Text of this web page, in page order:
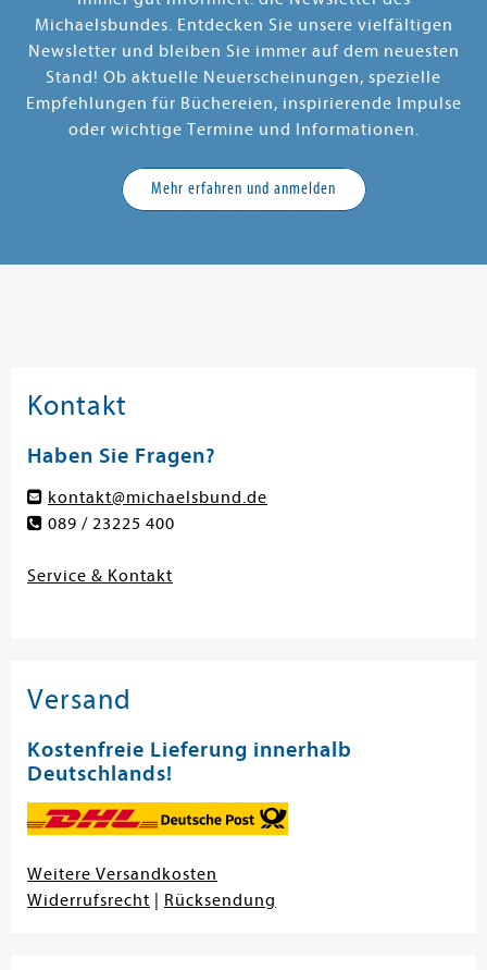
Michaelsbundes. Entdecken Sie unsere vielfältigen
Newsletter und bleiben Sie immer auf dem neuesten
Stand! Ob aktuelle Neuerscheinungen, spezielle
Empfehlungen für Büchereien, inspirierende Impulse
oder wichtige Termine und Informationen.
Mehr erfahren und anmelden
Kontakt
Haben Sie Fragen?
kontakt@michaelsbund.de
089 / 23225 400
Service & Kontakt
Versand
Kostenfreie Lieferung innerhalb
Deutschlands!
Weitere Versandkosten
Widerrufsrecht
Rücksendung